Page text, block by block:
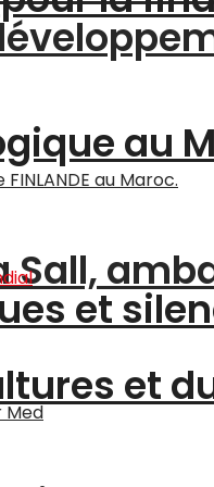
et
au
et